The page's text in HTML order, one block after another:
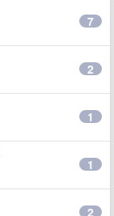
7
2
1
1
2